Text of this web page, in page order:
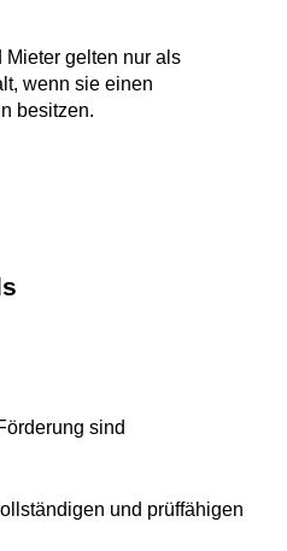
gelten nur als
wenn sie einen
besitzen.
sind
und prüffähigen